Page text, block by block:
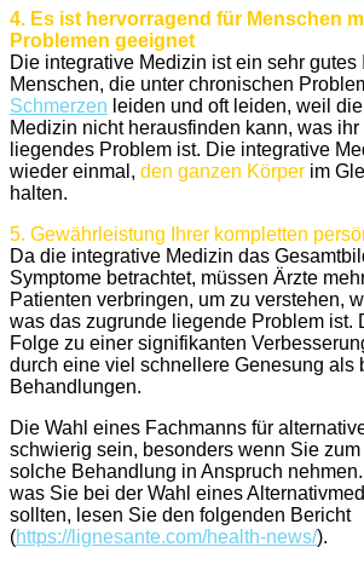
4. Es ist hervorragend für Menschen
Problemen geeignet
Die integrative Medizin ist ein sehr gutes
Menschen, die unter chronischen
Schmerzen leiden und oft leiden, weil
Medizin nicht herausfinden kann, was
liegendes Problem ist. Die integrative
wieder einmal, den ganzen Körper im
halten.
5. Gewährleistung Ihrer kompletten
Da die integrative Medizin das
Symptome betrachtet, müssen Ärzte
Patienten verbringen, um zu verstehen,
was das zugrunde liegende Problem ist.
Folge zu einer signifikanten
durch eine viel schnellere Genesung als
Behandlungen.
Die Wahl eines Fachmanns für
schwierig sein, besonders wenn Sie
solche Behandlung in Anspruch
was Sie bei der Wahl eines
sollten, lesen Sie den folgenden Bericht
(https://lignesante.com/health-news/).